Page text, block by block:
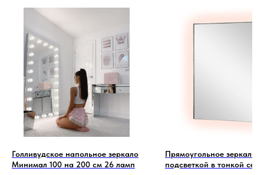
Голливудское напольное зеркало
Минимал 100 на 200 см 26 ламп
Прямоугольное зеркало с
подсветкой в тонкой